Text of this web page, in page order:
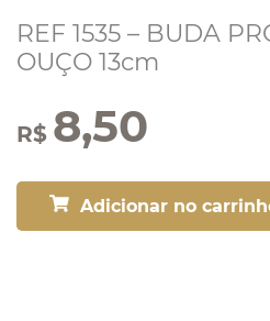
REF 1535 – BUDA
OUÇO 13cm
R$ 8,50
Adicionar no